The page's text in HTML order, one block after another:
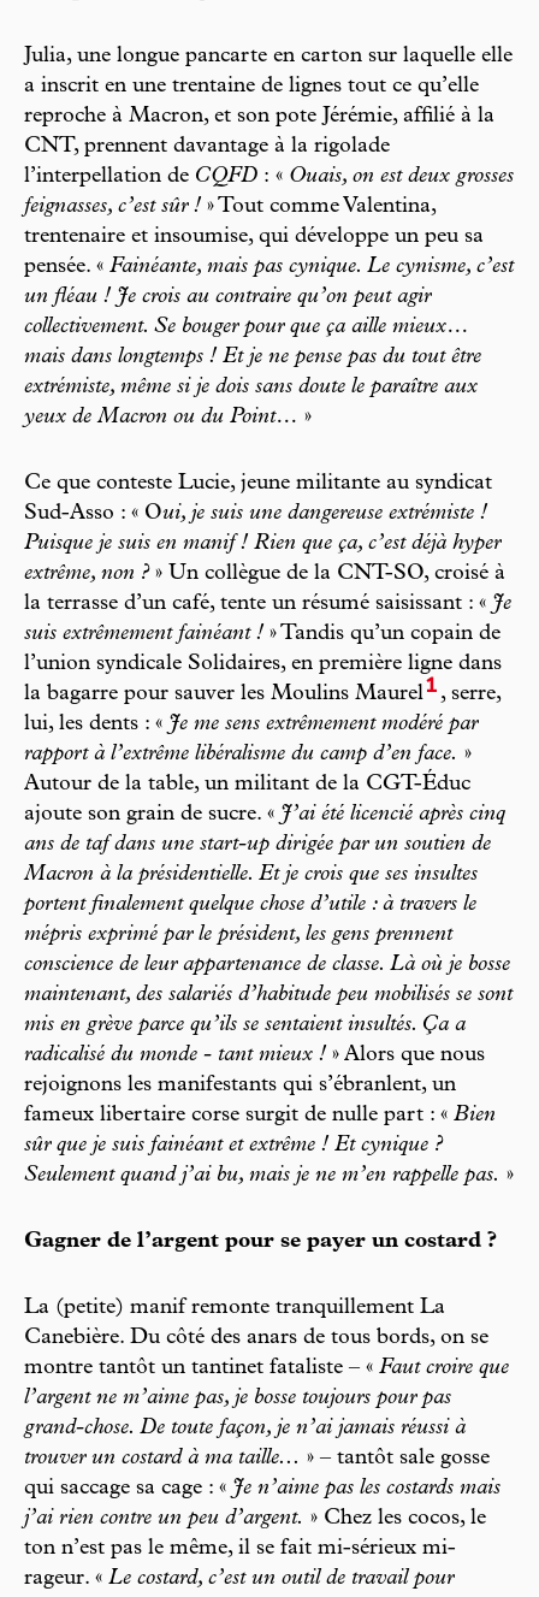
Julia, une longue pancarte en carton sur laquelle elle
a inscrit en une trentaine de lignes tout ce qu’elle
reproche à Macron, et son pote Jérémie, affilié à la
CNT, prennent davantage à la rigolade
l’interpellation de CQFD : « Ouais, on est deux grosses
feignasses, c’est sûr ! » Tout comme Valentina,
trentenaire et insoumise, qui développe un peu sa
pensée. « Fainéante, mais pas cynique. Le cynisme, c’est
un fléau ! Je crois au contraire qu’on peut agir
collectivement. Se bouger pour que ça aille mieux…
mais dans longtemps ! Et je ne pense pas du tout être
extrémiste, même si je dois sans doute le paraître aux
yeux de Macron ou du Point… »
Ce que conteste Lucie, jeune militante au syndicat
Sud-Asso : « Oui, je suis une dangereuse extrémiste !
Puisque je suis en manif ! Rien que ça, c’est déjà hyper
extrême, non ?» Un collègue de la CNT-SO, croisé à
la terrasse d’un café, tente un résumé saisissant : « Je
suis extrêmement fainéant ! » Tandis qu’un copain de
l’union syndicale Solidaires, en première ligne dans
la bagarre pour sauver les Moulins Maurel1 , serre,
lui, les dents : « Je me sens extrêmement modéré par
rapport à l’extrême libéralisme du camp d’en face. »
Autour de la table, un militant de la CGT-Éduc
ajoute son grain de sucre. « J’ai été licencié après cinq
ans de taf dans une start-up dirigée par un soutien de
Macron à la présidentielle. Et je crois que ses insultes
portent finalement quelque chose d’utile : à travers le
mépris exprimé par le président, les gens prennent
conscience de leur appartenance de classe. Là où je bosse
maintenant, des salariés d’habitude peu mobilisés se sont
mis en grève parce qu’ils se sentaient insultés. Ça a
radicalisé du monde - tant mieux ! » Alors que nous
rejoignons les manifestants qui s’ébranlent, un
fameux libertaire corse surgit de nulle part : « Bien
sûr que je suis fainéant et extrême ! Et cynique ?
Seulement quand j’ai bu, mais je ne m’en rappelle pas. »
Gagner de l’argent pour se payer un costard ?
La (petite) manif remonte tranquillement La
Canebière. Du côté des anars de tous bords, on se
montre tantôt un tantinet fataliste – « Faut croire que
l’argent ne m’aime pas, je bosse toujours pour pas
grand-chose. De toute façon, je n’ai jamais réussi à
trouver un costard à ma taille... » – tantôt sale gosse
qui saccage sa cage : « Je n’aime pas les costards mais
j’ai rien contre un peu d’argent. » Chez les cocos, le
ton n’est pas le même, il se fait mi-sérieux mi-
rageur. « Le costard, c’est un outil de travail pour